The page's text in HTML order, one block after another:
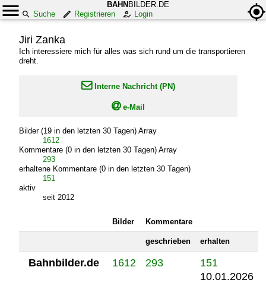
BAHN BILDER.DE
Suche
Registrieren Login
Jiri Zanka
Ich interessiere mich für alles was sich rund um die transportieren
dreht.
 Interne Nachricht (PN)
e-Mail
Bilder (19 in den letzten 30 Tagen) Array
1612
Kommentare (0 in den letzten 30 Tagen) Array
293
erhaltene Kommentare (0 in den letzten 30 Tagen)
151
aktiv
seit 2012
Bilder Kommentare
geschrieben erhalten
Bahnbilder.de 1612 293
151
10.01.2026